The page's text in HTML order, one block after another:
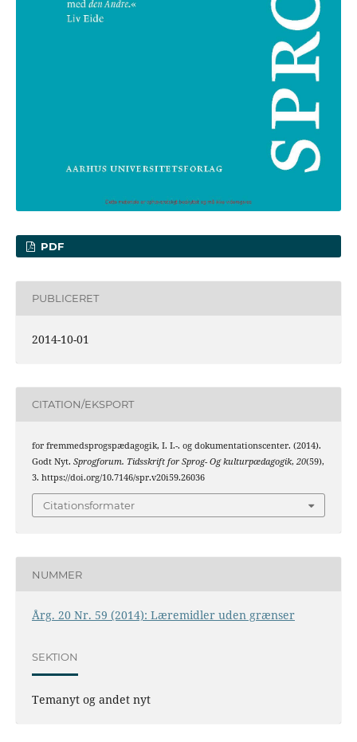
PDF
PUBLICERET
2014-10-01
CITATION/EKSPORT
for fremmedsprogspædagogik, I. I.-. og dokumentationscenter. (2014).
Godt Nyt. Sprogforum. Tidsskrift for Sprog- Og kulturpædagogik, 20(59),
3. https://doi.org/10.7146/spr.v20i59.26036
Citationsformater
NUMMER
Årg. 20 Nr. 59 (2014): Læremidler uden grænser
SEKTION
Temanyt og andet nyt